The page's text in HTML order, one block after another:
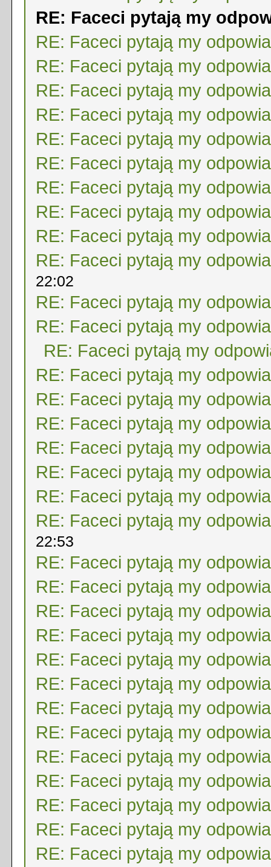
RE: Faceci pytają my
RE: Faceci pytają my
RE: Faceci pytają my
RE: Faceci pytają my
RE: Faceci pytają my
RE: Faceci pytają my
RE: Faceci pytają my
RE: Faceci pytają my
RE: Faceci pytają my
RE: Faceci pytają my
RE: Faceci pytają my
22:02
RE: Faceci pytają my
RE: Faceci pytają my
RE: Faceci pytają my
RE: Faceci pytają my
RE: Faceci pytają my
RE: Faceci pytają my
RE: Faceci pytają my
RE: Faceci pytają my
RE: Faceci pytają my
RE: Faceci pytają my
22:53
RE: Faceci pytają my
RE: Faceci pytają my
RE: Faceci pytają my
RE: Faceci pytają my
RE: Faceci pytają my
RE: Faceci pytają my
RE: Faceci pytają my
RE: Faceci pytają my
RE: Faceci pytają my
RE: Faceci pytają my
RE: Faceci pytają my
RE: Faceci pytają my
RE: Faceci pytają my